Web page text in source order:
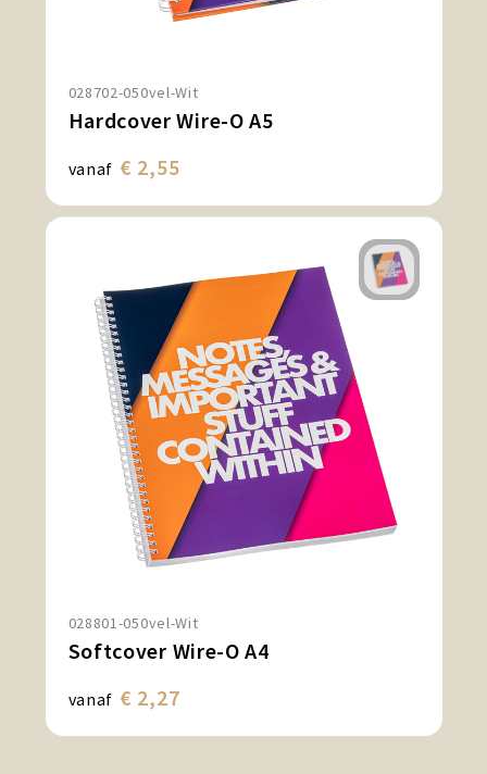
028702-050vel-Wit
Hardcover Wire-O A5
vanaf € 2,55
028801-050vel-Wit
Softcover Wire-O A4
vanaf € 2,27